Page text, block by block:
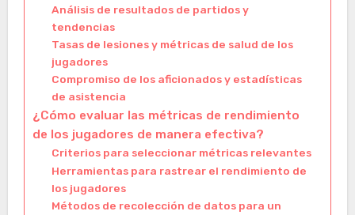
Análisis de resultados de partidos y
tendencias
Tasas de lesiones y métricas de salud de los
jugadores
Compromiso de los aficionados y estadísticas
de asistencia
¿Cómo evaluar las métricas de rendimiento
de los jugadores de manera efectiva?
Criterios para seleccionar métricas relevantes
Herramientas para rastrear el rendimiento de
los jugadores
Métodos de recolección de datos para un